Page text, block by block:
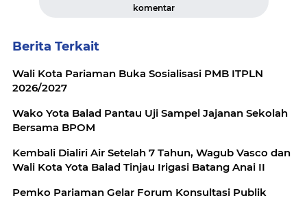
komentar
Berita Terkait
Wali Kota Pariaman Buka Sosialisasi PMB ITPLN
2026/2027
Wako Yota Balad Pantau Uji Sampel Jajanan Sekolah
Bersama BPOM
Kembali Dialiri Air Setelah 7 Tahun, Wagub Vasco dan
Wali Kota Yota Balad Tinjau Irigasi Batang Anai II
Pemko Pariaman Gelar Forum Konsultasi Publik